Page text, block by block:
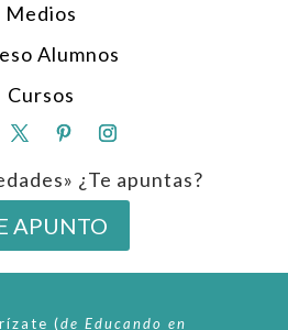
Medios
Alumnos
Cursos
¿Te apuntas?
APUNTO
(de Educando en